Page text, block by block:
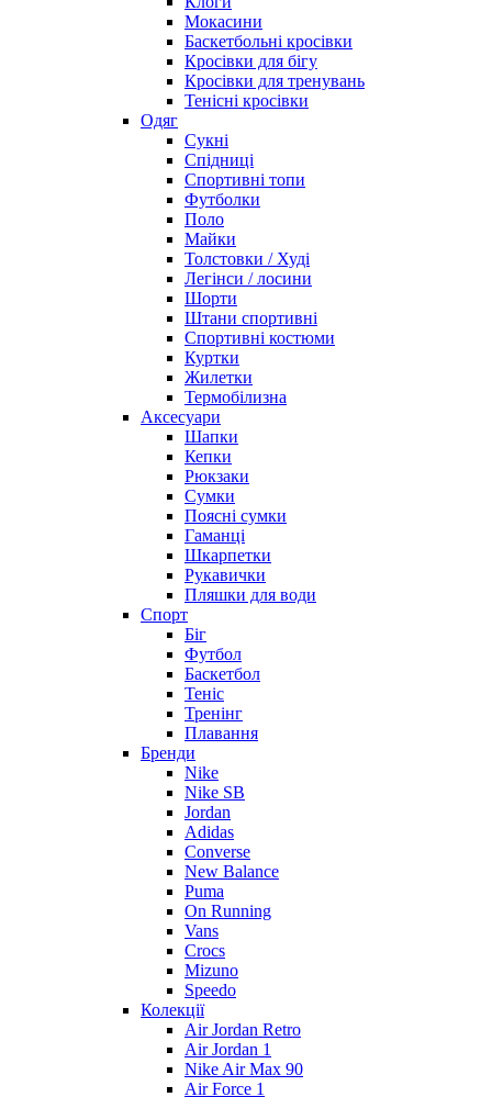
Мокасини
Баскетбольні кросівки
Кросівки для бігу
Кросівки для тренувань
Тенісні кросівки
Одяг
Сукні
Спідниці
Спортивні топи
Футболки
Поло
Майки
Толстовки / Худі
Легінси / лосини
Шорти
Штани спортивні
Спортивні костюми
Куртки
Жилетки
Термобілизна
Аксесуари
Шапки
Кепки
Рюкзаки
Сумки
Поясні сумки
Гаманці
Шкарпетки
Рукавички
Пляшки для води
Спорт
Біг
Футбол
Баскетбол
Теніс
Тренінг
Плавання
Бренди
Nike
Nike SB
Jordan
Adidas
Converse
New Balance
Puma
On Running
Vans
Crocs
Mizuno
Speedo
Колекції
Air Jordan Retro
Air Jordan 1
Nike Air Max 90
Air Force 1